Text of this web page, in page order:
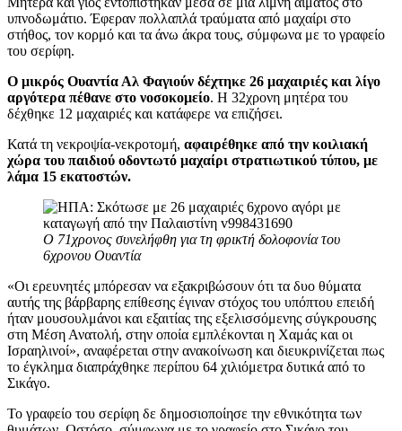
υπνοδωμάτιο. Έφεραν πολλαπλά τραύματα από μαχαίρι στο
στήθος, τον κορμό και τα άνω άκρα τους, σύμφωνα με το γραφείο
του σερίφη.
Ο μικρός Ουαντία Αλ Φαγιούν δέχτηκε 26 μαχαιριές και λίγο
αργότερα πέθανε στο νοσοκομείο. Η 32χρονη μητέρα του
δέχθηκε 12 μαχαιριές και κατάφερε να επιζήσει.
Κατά τη νεκροψία-νεκροτομή, αφαιρέθηκε από την κοιλιακή
χώρα του παιδιού οδοντωτό μαχαίρι στρατιωτικού τύπου, με
λάμα 15 εκατοστών.
Ο 71χρονος συνελήφθη για τη φρικτή δολοφονία του
6χρονου Ουαντία
«Οι ερευνητές μπόρεσαν να εξακριβώσουν ότι τα δυο θύματα
αυτής της βάρβαρης επίθεσης έγιναν στόχος του υπόπτου επειδή
ήταν μουσουλμάνοι και εξαιτίας της εξελισσόμενης σύγκρουσης
στη Μέση Ανατολή, στην οποία εμπλέκονται η Χαμάς και οι
Ισραηλινοί», αναφέρεται στην ανακοίνωση και διευκρινίζεται πως
το έγκλημα διαπράχθηκε περίπου 64 χιλιόμετρα δυτικά από το
Σικάγο.
Το γραφείο του σερίφη δε δημοσιοποίησε την εθνικότητα των